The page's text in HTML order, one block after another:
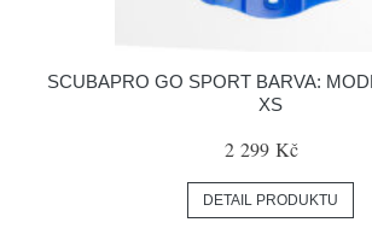
SCUBAPRO GO SPORT BARVA:
XS
2 299 Kč
DETAIL PRODUKTU